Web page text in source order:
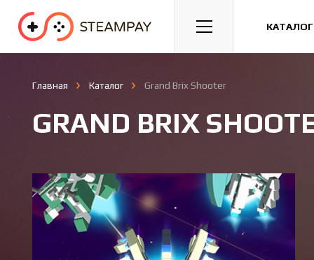
Спорт Гонки Казуальные
Главная Каталог Grand Brix Shooter
GRAND BRIX